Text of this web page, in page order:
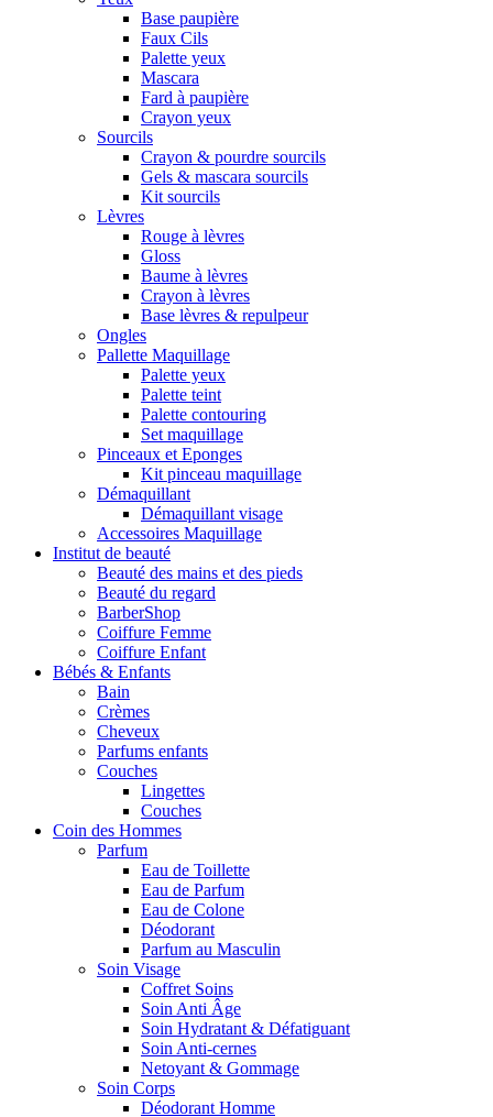
Base paupière
Faux Cils
Palette yeux
Mascara
Fard à paupière
Crayon yeux
Sourcils
Crayon & pourdre sourcils
Gels & mascara sourcils
Kit sourcils
Lèvres
Rouge à lèvres
Gloss
Baume à lèvres
Crayon à lèvres
Base lèvres & repulpeur
Ongles
Pallette Maquillage
Palette yeux
Palette teint
Palette contouring
Set maquillage
Pinceaux et Eponges
Kit pinceau maquillage
Démaquillant
Démaquillant visage
Accessoires Maquillage
Institut de beauté
Beauté des mains et des pieds
Beauté du regard
BarberShop
Coiffure Femme
Coiffure Enfant
Bébés & Enfants
Bain
Crèmes
Cheveux
Parfums enfants
Couches
Lingettes
Couches
Coin des Hommes
Parfum
Eau de Toillette
Eau de Parfum
Eau de Colone
Déodorant
Parfum au Masculin
Soin Visage
Coffret Soins
Soin Anti Âge
Soin Hydratant & Défatiguant
Soin Anti-cernes
Netoyant & Gommage
Soin Corps
Déodorant Homme